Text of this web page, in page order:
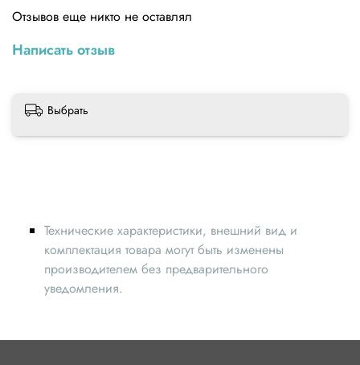
Отзывов еще никто не оставлял
Написать отзыв
Выбрать
Технические характеристики, внешний вид и
комплектация товара могут быть изменены
производителем без предварительного
уведомления.